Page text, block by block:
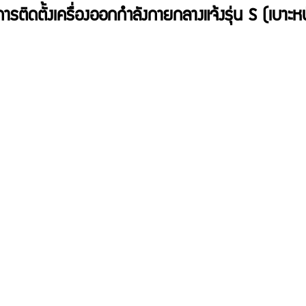
รติดตั้งเครื่องออกกำลังกายกลางแจ้งรุ่น S (เบาะ